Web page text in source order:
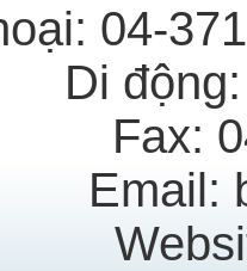
04-
Di
Fax:
Email: